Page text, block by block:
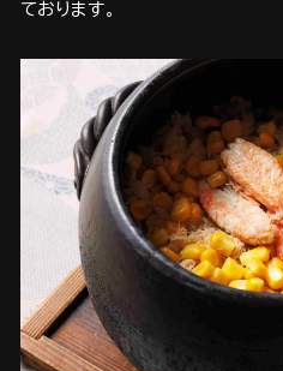
ております。